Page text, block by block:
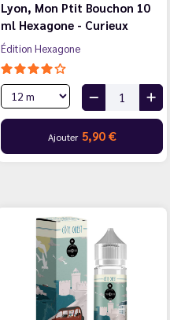
Lyon, Mon Ptit Bouchon 10
ml Hexagone - Curieux
Édition Hexagone
Ajouter 5,90 €